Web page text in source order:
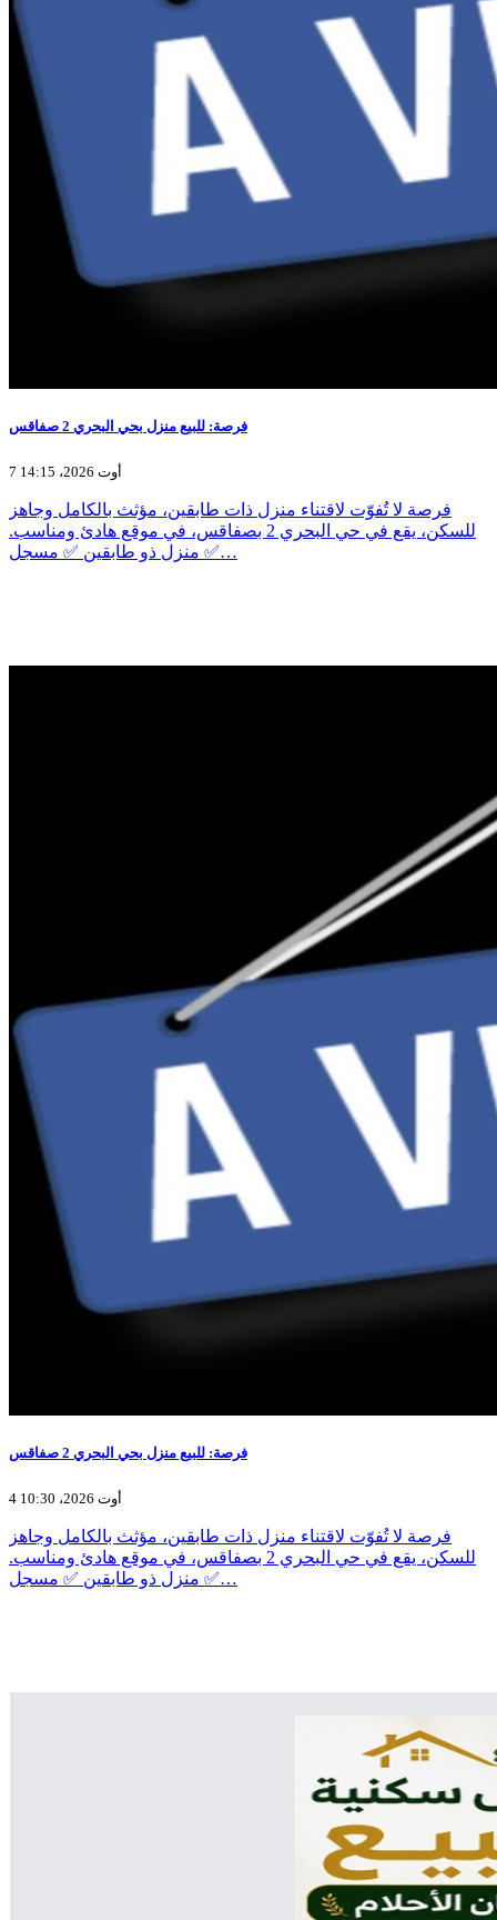
فرصة: للبيع منزل بحي البحري 2 صفاقس
7 أوت 2026، 14:15
فرصة لا تُفوّت لاقتناء منزل ذات طابقين، مؤثث بالكامل وجاهز
للسكن، يقع في حي البحري 2 بصفاقس، في موقع هادئ ومناسب.
✅ منزل ذو طابقين ✅ مسجل…
فرصة: للبيع منزل بحي البحري 2 صفاقس
4 أوت 2026، 10:30
فرصة لا تُفوّت لاقتناء منزل ذات طابقين، مؤثث بالكامل وجاهز
للسكن، يقع في حي البحري 2 بصفاقس، في موقع هادئ ومناسب.
✅ منزل ذو طابقين ✅ مسجل…